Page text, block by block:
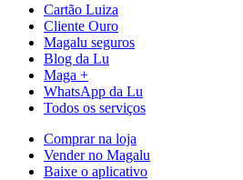
Cartão Luiza
Cliente Ouro
Magalu seguros
Blog da Lu
Maga +
WhatsApp da Lu
Todos os serviços
Comprar na loja
Vender no Magalu
Baixe o aplicativo